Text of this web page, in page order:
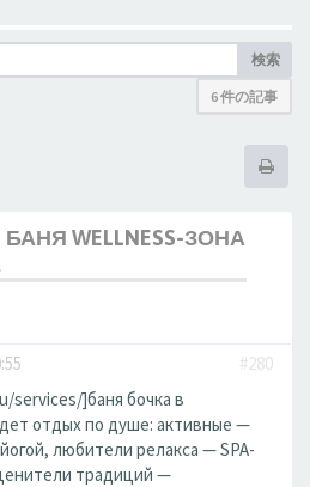
検索
6 件の記事
БАНЯ WELLNESS-ЗОНА
#280
]баня бочка в
отдых по душе: активные —
любители релакса — SPA-
традиций —